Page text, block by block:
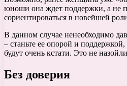
юноши она ждет поддержки, а не
сориентироваться в новейшей
В данном случае ненеобходимо
– станьте ее опорой и
будут очень кстати. Это не
Без доверия